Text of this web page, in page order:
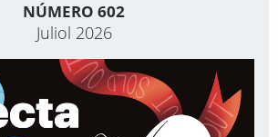
NÚMERO 602
Juliol 2026